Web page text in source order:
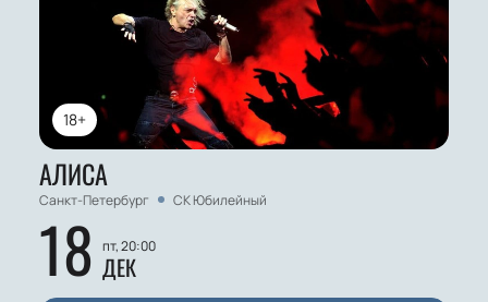
18+
АЛИСА
Санкт-Петербург СК Юбилейный
18 пт, 20:00
ДЕК